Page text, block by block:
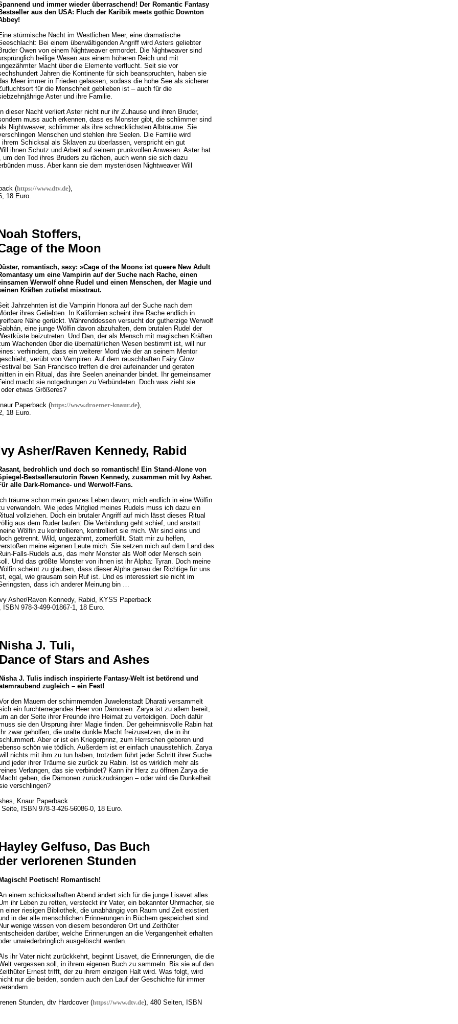
und immer wieder überraschend! Der Romantic Fantasy
aus den USA: Fluch der Karibik meets gothic Downton
stürmische Nacht im Westlichen Meer, eine dramatische
Bei einem überwältigenden Angriff wird Asters geliebter
Owen von einem Nightweaver ermordet. Die Nightweaver sind
heilige Wesen aus einem höheren Reich und mit
Macht über die Elemente verflucht. Seit sie vor
Jahren die Kontinente für sich beanspruchten, haben sie
Meer immer in Frieden gelassen, sodass die hohe See als sicherer
für die Menschheit geblieben ist – auch für die
Aster und ihre Familie.
In dieser Nacht verliert Aster nicht nur ihr Zuhause und ihren Bruder,
muss auch erkennen, dass es Monster gibt, die schlimmer sind
Nightweaver, schlimmer als ihre schrecklichsten Albträume. Sie
Menschen und stehlen ihre Seelen. Die Familie wird
Schicksal als Sklaven zu überlassen, verspricht ein gut
ihnen Schutz und Arbeit auf seinem prunkvollen Anwesen. Aster hat
den Tod ihres Bruders zu rächen, auch wenn sie sich dazu
muss. Aber kann sie dem mysteriösen Nightweaver Will
(https://www.dtv.de),
18 Euro.
Stoffers,
of the Moon
romantisch, sexy: »Cage of the Moon« ist queere New Adult
um eine Vampirin auf der Suche nach Rache, einen
Werwolf ohne Rudel und einen Menschen, der Magie und
Kräften zutiefst misstraut.
Jahrzehnten ist die Vampirin Honora auf der Suche nach dem
ihres Geliebten. In Kalifornien scheint ihre Rache endlich in
Nähe gerückt. Währenddessen versucht der gutherzige Werwolf
eine junge Wölfin davon abzuhalten, dem brutalen Rudel der
beizutreten. Und Dan, der als Mensch mit magischen Kräften
Wachenden über die übernatürlichen Wesen bestimmt ist, will nur
verhindern, dass ein weiterer Mord wie der an seinem Mentor
verübt von Vampiren. Auf dem rauschhaften Fairy Glow
bei San Francisco treffen die drei aufeinander und geraten
in ein Ritual, das ihre Seelen aneinander bindet. Ihr gemeinsamer
macht sie notgedrungen zu Verbündeten. Doch was zieht sie
etwas Größeres?
Paperback (https://www.droemer-knaur.de),
18 Euro.
Asher/Raven Kennedy, Rabid
bedrohlich und doch so romantisch! Ein Stand-Alone von
Bestsellerautorin Raven Kennedy, zusammen mit Ivy Asher.
alle Dark-Romance- und Werwolf-Fans.
Ich träume schon mein ganzes Leben davon, mich endlich in eine Wölfin
verwandeln. Wie jedes Mitglied meines Rudels muss ich dazu ein
vollziehen. Doch ein brutaler Angriff auf mich lässt dieses Ritual
aus dem Ruder laufen: Die Verbindung geht schief, und anstatt
Wölfin zu kontrollieren, kontrolliert sie mich. Wir sind eins und
getrennt. Wild, ungezähmt, zornerfüllt. Statt mir zu helfen,
meine eigenen Leute mich. Sie setzen mich auf dem Land des
Falls-Rudels aus, das mehr Monster als Wolf oder Mensch sein
Und das größte Monster von ihnen ist ihr Alpha: Tyran. Doch meine
scheint zu glauben, dass dieser Alpha genau der Richtige für uns
egal, wie grausam sein Ruf ist. Und es interessiert sie nicht im
dass ich anderer Meinung bin …
Ivy Asher/Raven Kennedy, Rabid, KYSS Paperback
ISBN 978-3-499-01867-1, 18 Euro.
Nisha J. Tuli,
Dance of Stars and Ashes
Nisha J. Tulis indisch inspirierte Fantasy-Welt ist betörend und
zugleich – ein Fest!
den Mauern der schimmernden Juwelenstadt Dharati versammelt
ein furchterregendes Heer von Dämonen. Zarya ist zu allem bereit,
an der Seite ihrer Freunde ihre Heimat zu verteidigen. Doch dafür
sie den Ursprung ihrer Magie finden. Der geheimnisvolle Rabin hat
zwar geholfen, die uralte dunkle Macht freizusetzen, die in ihr
Aber er ist ein Kriegerprinz, zum Herrschen geboren und
schön wie tödlich. Außerdem ist er einfach unausstehlich. Zarya
nichts mit ihm zu tun haben, trotzdem führt jeder Schritt ihrer Suche
jeder ihrer Träume sie zurück zu Rabin. Ist es wirklich mehr als
Verlangen, das sie verbindet? Kann ihr Herz zu öffnen Zarya die
Macht geben, die Dämonen zurückzudrängen – oder wird die Dunkelheit
verschlingen?
Knaur Paperback
ISBN 978-3-426-56086-0, 18 Euro.
Gelfuso, Das Buch
verlorenen Stunden
Magisch! Poetisch! Romantisch!
einem schicksalhaften Abend ändert sich für die junge Lisavet alles.
ihr Leben zu retten, versteckt ihr Vater, ein bekannter Uhrmacher, sie
einer riesigen Bibliothek, die unabhängig von Raum und Zeit existiert
in der alle menschlichen Erinnerungen in Büchern gespeichert sind.
Nur wenige wissen von diesem besonderen Ort und Zeithüter
darüber, welche Erinnerungen an die Vergangenheit erhalten
unwiederbringlich ausgelöscht werden.
ihr Vater nicht zurückkehrt, beginnt Lisavet, die Erinnerungen, die die
vergessen soll, in ihrem eigenen Buch zu sammeln. Bis sie auf den
Ernest trifft, der zu ihrem einzigen Halt wird. Was folgt, wird
nur die beiden, sondern auch den Lauf der Geschichte für immer
...
Stunden, dtv Hardcover (https://www.dtv.de), 480 Seiten, ISBN